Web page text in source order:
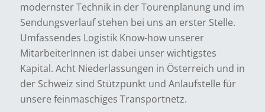
modernster Technik in der Tourenplanung und im
Sendungsverlauf stehen bei uns an erster Stelle.
Umfassendes Logistik Know-how unserer
MitarbeiterInnen ist dabei unser wichtigstes
Kapital. Acht Niederlassungen in Österreich und in
der Schweiz sind Stützpunkt und Anlaufstelle für
unsere feinmaschiges Transportnetz.